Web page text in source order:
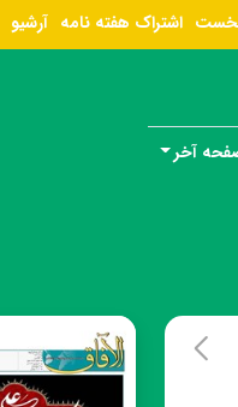
اشتراک هفته نامه آرشیو
آخر